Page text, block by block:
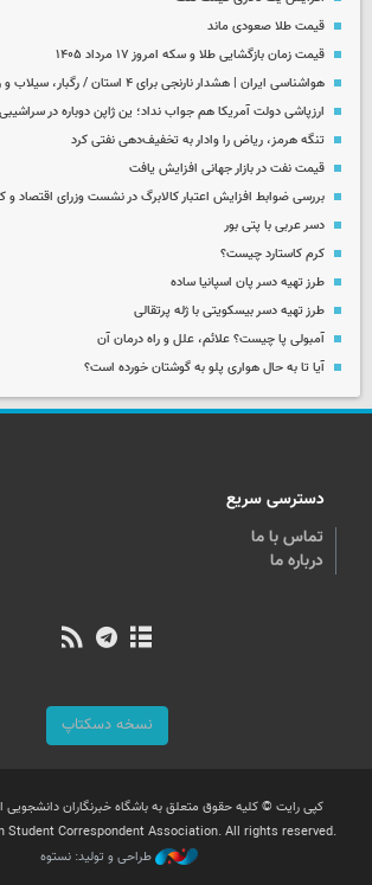
قیمت طلا صعودی ماند
قیمت زمان بازگشایی طلا و سکه امروز ۱۷ مرداد ۱۴۰۵
هواشناسی ایران | هشدار نارنجی برای ۴ استان / رگبار، سیلاب و رعد و برق در شمال
ارزپاشی دولت آمریکا هم جواب نداد؛ ین ژاپن دوباره در سراشیبی
تنگه هرمز، ریاض را وادار به تخفیف‌دهی نفتی کرد
قیمت نفت در بازار جهانی افزایش یافت
بررسی ضوابط افزایش اعتبار کالابرگ در نشست وزرای اقتصاد و
دسر عربی با پتی بور
کرم کاستارد چیست؟
طرز تهیه دسر پان اسپانیا ساده
طرز تهیه دسر بیسکویتی با ژله پرتقالی
آمبولی پا چیست؟ علائم، علل و راه درمان آن
آیا تا به حال هواری پلو به گوشتان خورده است؟
دسترسی سریع
تماس با ما
درباره ما
نسخه دسکتاپ
کپی رایت © کلیه حقوق متعلق به باشگاه خبرنگاران دانشجویی
Student Correspondent Association. All rights reserved.
طراحی و تولید: نستوه